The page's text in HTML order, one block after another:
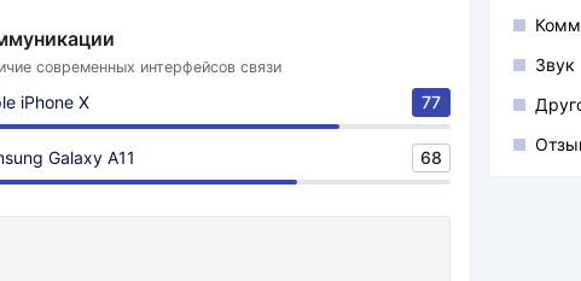
современных интерфейсов связи
iPhone X 77
Galaxy A11 68
Звук